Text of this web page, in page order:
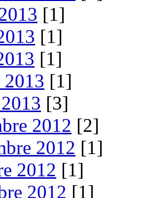
[1]
[1]
[1]
2013 [1]
[3]
2012 [2]
2012 [1]
2012 [1]
2012 [1]